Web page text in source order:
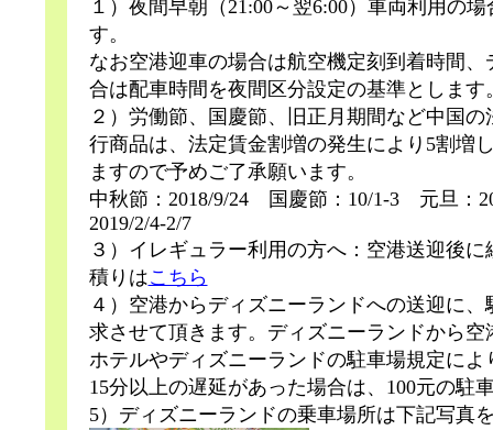
１）夜間早朝（21:00～翌6:00）車両利用の
す。
なお空港迎車の場合は航空機定刻到着時間
合は配車時間を夜間区分設定の基準とします
２）労働節、国慶節、旧正月期間など中国
行商品は、法定賃金割増の発生により5割増
ますので予めご了承願います。
中秋節：2018/9/24 国慶節：10/1-3 元旦：
2019/2/4-2/7
３）イレギュラー利用の方へ：空港送迎後
積りはこちら
４）空港からディズニーランドへの送迎に
求させて頂きます。ディズニーランドから
ホテルやディズニーランドの駐車場規定によ
15分以上の遅延があった場合は、100元の駐
5）ディズニーランドの乗車場所は下記写真